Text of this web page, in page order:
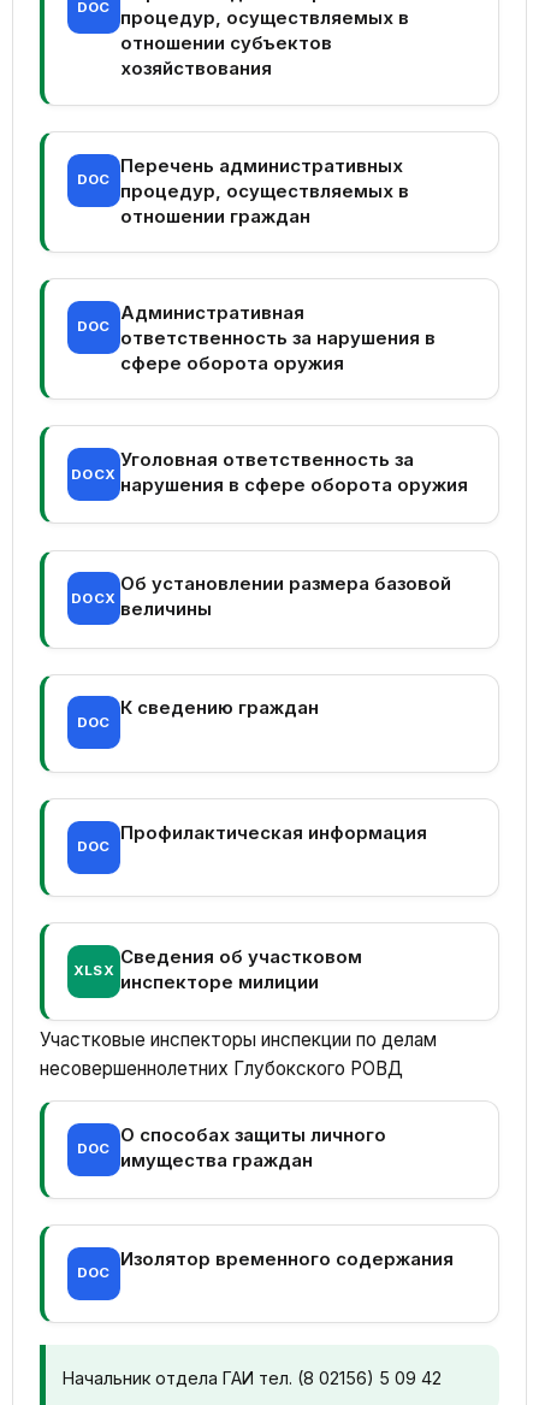
DOC
процедур, осуществляемых в
отношении субъектов
хозяйствования
DOC
Перечень административных
процедур, осуществляемых в
отношении граждан
DOC
Административная
ответственность за нарушения в
сфере оборота оружия
DOCX
Уголовная ответственность за
нарушения в сфере оборота оружия
DOCX
Об установлении размера базовой
величины
DOC
К сведению граждан
DOC
Профилактическая информация
XLSX
Сведения об участковом
инспекторе милиции
Участковые инспекторы инспекции по делам
несовершеннолетних Глубокского РОВД
DOC
О способах защиты личного
имущества граждан
DOC
Изолятор временного содержания
Начальник отдела ГАИ тел. (8 02156) 5 09 42